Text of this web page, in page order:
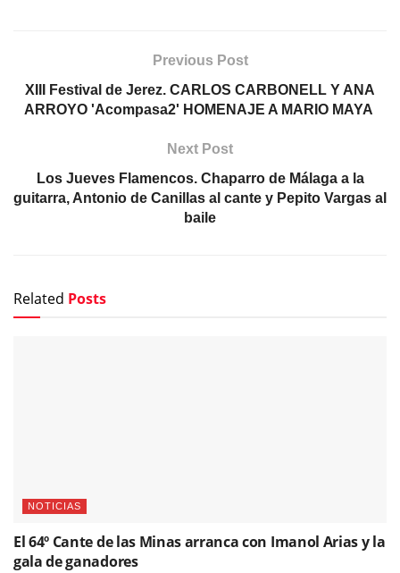
Previous Post
XIII Festival de Jerez. CARLOS CARBONELL Y ANA
ARROYO 'Acompasa2' HOMENAJE A MARIO MAYA
Next Post
Los Jueves Flamencos. Chaparro de Málaga a la
guitarra, Antonio de Canillas al cante y Pepito Vargas al
baile
Related Posts
NOTICIAS
El 64º Cante de las Minas arranca con Imanol Arias y la
gala de ganadores